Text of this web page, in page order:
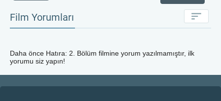
Film Yorumları
Daha önce Hatıra: 2. Bölüm filmine yorum yazılmamıştır, ilk
yorumu siz yapın!